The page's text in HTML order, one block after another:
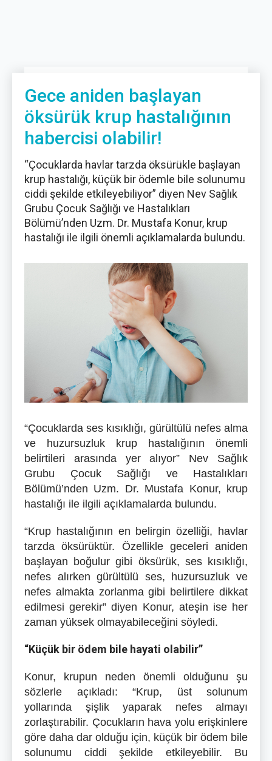
Gece aniden başlayan
öksürük krup hastalığının
habercisi olabilir!
“Çocuklarda havlar tarzda öksürükle başlayan
krup hastalığı, küçük bir ödemle bile solunumu
ciddi şekilde etkileyebiliyor” diyen Nev Sağlık
Grubu Çocuk Sağlığı ve Hastalıkları
Bölümü’nden Uzm. Dr. Mustafa Konur, krup
hastalığı ile ilgili önemli açıklamalarda bulundu.
“Çocuklarda ses kısıklığı, gürültülü nefes alma
ve huzursuzluk krup hastalığının önemli
belirtileri arasında yer alıyor” Nev Sağlık
Grubu Çocuk Sağlığı ve Hastalıkları
Bölümü’nden Uzm. Dr. Mustafa Konur, krup
hastalığı ile ilgili açıklamalarda bulundu.
“Krup hastalığının en belirgin özelliği, havlar
tarzda öksürüktür. Özellikle geceleri aniden
başlayan boğulur gibi öksürük, ses kısıklığı,
nefes alırken gürültülü ses, huzursuzluk ve
nefes almakta zorlanma gibi belirtilere dikkat
edilmesi gerekir” diyen Konur, ateşin ise her
zaman yüksek olmayabileceğini söyledi.
“Küçük bir ödem bile hayati olabilir”
Konur, krupun neden önemli olduğunu şu
sözlerle açıkladı: “Krup, üst solunum
yollarında şişlik yaparak nefes almayı
zorlaştırabilir. Çocukların hava yolu erişkinlere
göre daha dar olduğu için, küçük bir ödem bile
solunumu ciddi şekilde etkileyebilir. Bu